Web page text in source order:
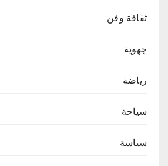
ثقافة وفن
جهوية
رياضة
سياحة
سياسة